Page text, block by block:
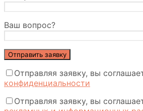
Ваш вопрос?
Отправляя заявку, вы
конфиденциальности
Отправляя заявку, вы